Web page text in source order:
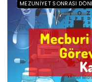
MEZUNIYET SONRASI